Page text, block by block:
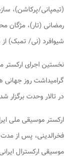
(تیمپانی/پرکاشن)،
رمضانی (تار)، مژگان
شیوافرد (نی/ تمبک) از
گرامیداشت روز جهانی
در تالار وحدت برگزار
فخرالدینی، پس از مدت
موسیقی ارکسترال